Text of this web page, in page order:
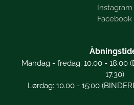
Instagram
Facebook
Mandag - fredag: 10.00 - 18:00
17.30)
Lørdag: 10.00 - 15:00